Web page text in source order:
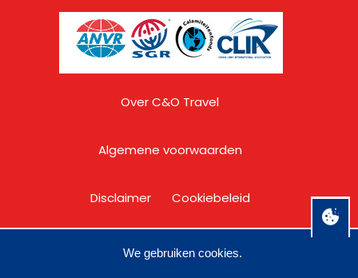
Over C&O Travel
Algemene voorwaarden
Disclaimer Cookiebeleid
Privacy
We gebruiken cookies.